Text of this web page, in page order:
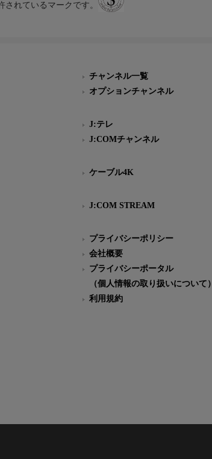
されているマークです。
チャンネル一覧
オプションチャンネル
J:テレ
J:COMチャンネル
ケーブル4K
J:COM STREAM
プライバシーポリシー
会社概要
プライバシーポータル
（個人情報の取り扱いについて）
利用規約